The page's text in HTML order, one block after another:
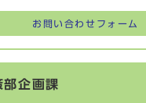
お問い合わせフォーム
部企画課